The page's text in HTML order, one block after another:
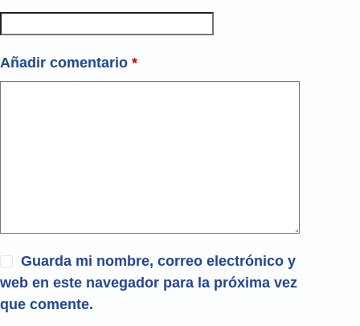
Añadir comentario *
Guarda mi nombre, correo electrónico y
web en este navegador para la próxima vez
que comente.